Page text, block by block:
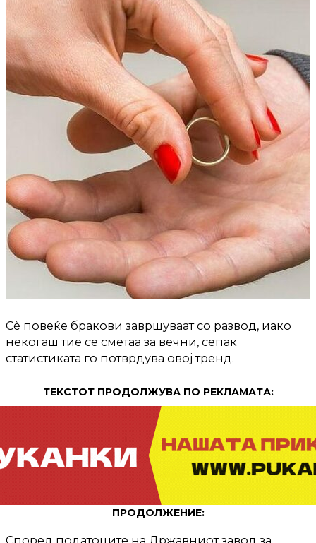
Сѐ повеќе бракови завршуваат со развод, иако
некогаш тие се сметаа за вечни, сепак
статистиката го потврдува овој тренд.
ТЕКСТОТ ПРОДОЛЖУВА ПО РЕКЛАМАТА:
ПРОДОЛЖЕНИЕ:
Според податоците на Државниот завод за